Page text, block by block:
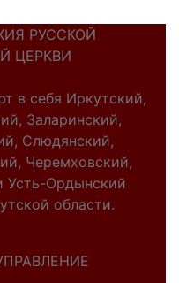
РУССКОЙ
ЦЕРКВИ
в себя Иркутский,
Заларинский,
Слюдянский,
Черемховский,
Усть-Ордынский
области.